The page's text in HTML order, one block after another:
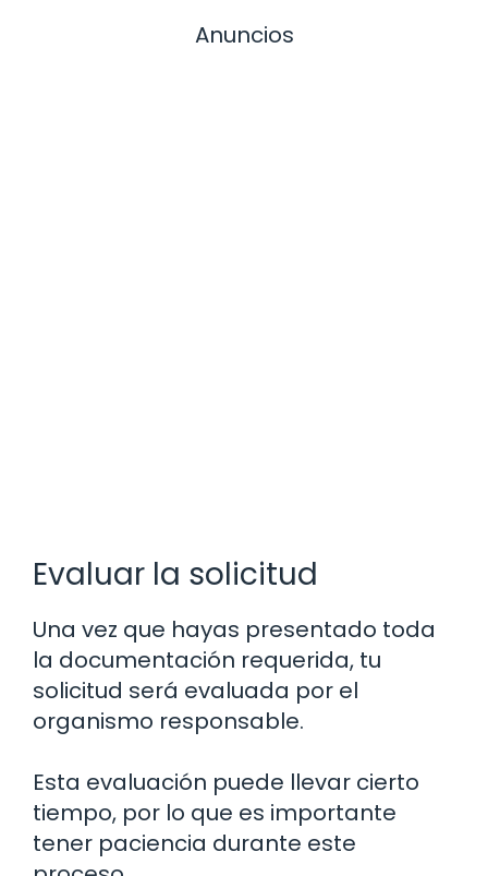
Anuncios
Evaluar la solicitud
Una vez que hayas presentado toda
la documentación requerida, tu
solicitud será evaluada por el
organismo responsable.
Esta evaluación puede llevar cierto
tiempo, por lo que es importante
tener paciencia durante este